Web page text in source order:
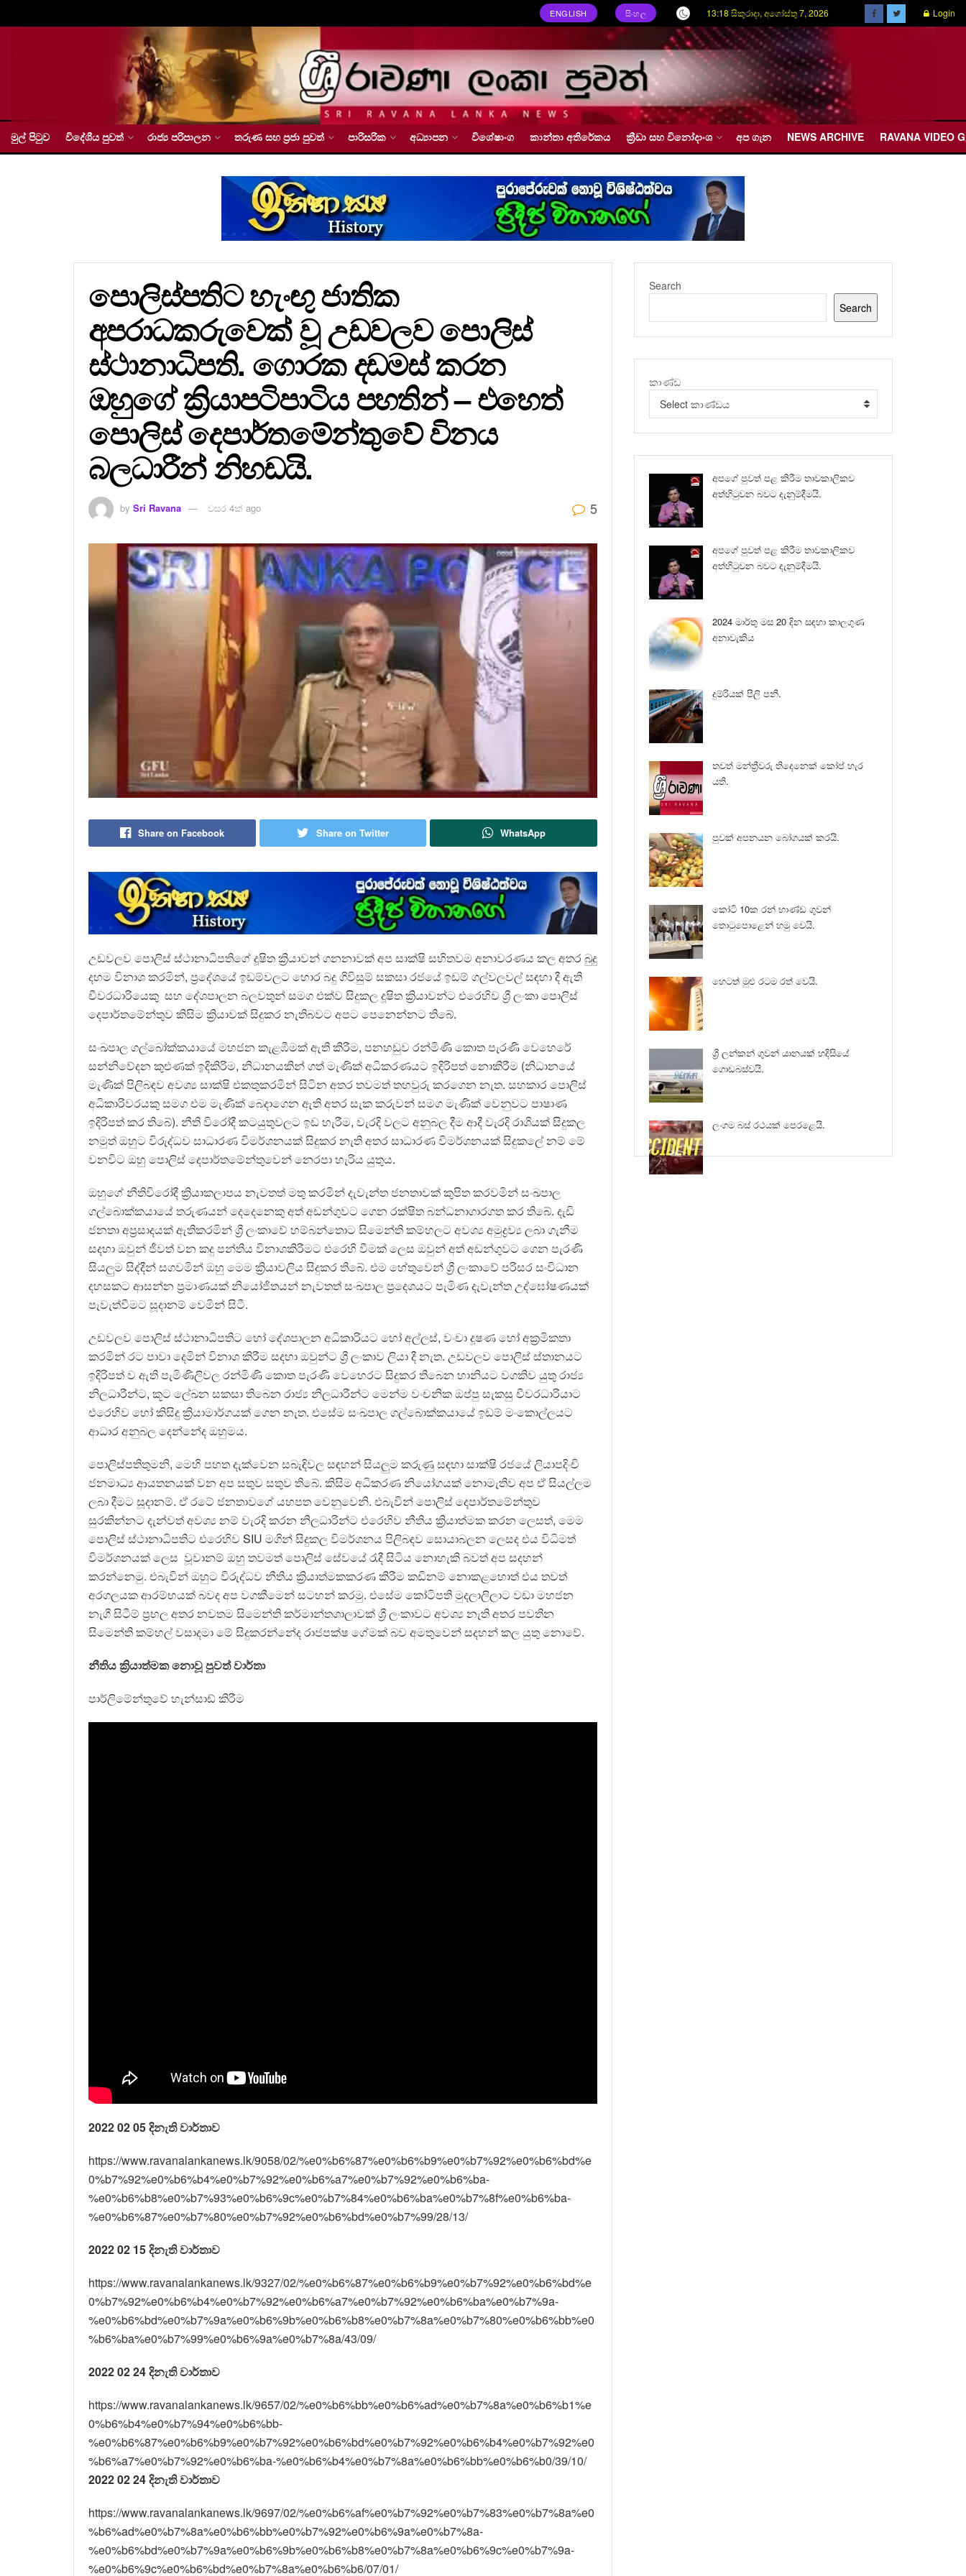
ENGLISH සිංහල 13:18 සිකුරාදා, අගෝස්තු 7, 2026 Login
මුල් පිටුව විදේශීය පුවත් රාජ්‍ය පරිපාලන තරුණ සහ ප්‍රජා පුවත් පාරිසරික අධ්‍යාපන විශේෂාංග කාන්තා අතිරේකය ක්‍රීඩා සහ විනෝදාංශ අප ගැන NEWS ARCHIVE RAVANA VIDEO
පොලිස්පතිට හැංඟු ජාතික
අපරාධකරුවෙක් වූ උඩවලව පොලිස්
ස්ථානාධිපති. ගොරක දඩමස් කරන
ඔහුගේ ක්‍රියාපටිපාටිය පහතින් – එහෙත්
පොලිස් දෙපාර්තමේන්තුවේ විනය
බලධාරීන් නිහඩයි.
by Sri Ravana වසර 4ක් ago 5
Share on Facebook Share on Twitter WhatsApp
උඩවලව පොලිස් ස්ථානාධිපතිගේ දූෂිත ක්‍රියාවන් ගනනාවක් අප සාක්ෂි සහිතවම අනාවරණය කල අතර බුදු
දහම විනාශ කරමින්, ප්‍රදේශයේ ඉඩම්වලට හොර බදු ගිවිසුම් සකසා රජයේ ඉඩම් ගල්වලවල් සඳහා දී ඇති
චීවරධාරියෙකු සහ දේශපාලන බලවතුන් සමග එක්ව සිදුකල දූෂිත ක්‍රියාවන්ට එරෙහිව ශ්‍රී ලංකා පොලිස්
දෙපාර්තමේන්තුව කිසිම ක්‍රියාවක් සිදුකර නැතිබවට අපට පෙනෙන්නට තිබේ.
සංඛපාල ගල්බෝක්කයායේ මහජන කැළඹීමක් ඇති කිරීම, පනහඩුව රන්මිණි කොත පැරණි වෙහෙරේ
සන්නිවේදන කුළුණක් ඉදිකිරිම, නිධානයකින් ගත් මැණික් අධිකරණයට ඉදිරිපත් නොකිරීම (නිධානයේ
මැණික් පිලිබඳව අවශ්‍ය සාක්ෂි එකතුකරමින් සිටින අතර තවමත් තහවුරු කරගෙන නැත. සහකාර පොලිස්
අධිකාරිවරයකු සමග එම මැණික් බෙදාගෙන ඇති අතර සැක කරුවන් සමග මැණික් වෙනුවට පාෂාණ
ඉදිරිපත් කර තිබේ). නීති විරෝදී කටයුතුවලට ඉඩ හැරීම, වැරදි වලට අනුබල දීම ආදී වැරදි රාශියක් සිදුකල
නමුත් ඔහුට විරුද්ධව සාධාරණ විමර්ශනයක් සිදුකර නැති අතර සාධාරණ විමර්ශනයක් සිදුකලේ නම් මේ
වනවිට ඔහු පොලිස් දෙපාර්තමේන්තුවෙන් නෙරපා හැරිය යුතුය.
ඔහුගේ නීතිවිරෝදී ක්‍රියාකලාපය නැවතත් මතු කරමින් දැවැන්ත ජනතාවක් කුපිත කරවමින් සංඛපාල
ගල්බොක්කයායේ තරුණයන් දෙදෙනෙකු අත් අඩන්ගුවට ගෙන රක්ෂිත බන්ධනාගාරගත කර තිබේ. දැඩි
ජනතා අප්‍රසාදයක් ඇතිකරමින් ශ්‍රී ලංකාවේ හම්බන්තොට සිමෙන්ති කම්හලට අවශ්‍ය අමුද්‍රව්‍ය ලබා ගැනීම
සදහා ඔවුන් ජීවත් වන කදු පන්තිය විනාශකිරීමට එරෙහි වීමක් ලෙස ඔවුන් අත් අඩන්ගුවට ගෙන පැරණි
සියලුම සිද්දීන් සගවමින් ඔහු මෙම ක්‍රියාවලිය සිදුකර තිබේ. එම හේතුවෙන් ශ්‍රී ලංකාවේ පරිසර සංවිධාන
දහසකට ආසන්න ප්‍රමාණයක් නියෝජිතයන් නැවතත් සංඛපාල ප්‍රදෙශයට පැමිණ දැවැන්ත උද්ඝෝෂණයක්
පැවැත්වීමට සූදානම් වෙමින් සිටී.
උඩවලව පොලිස් ස්ථානාධිපතිට හෝ දේශපාලන අධිකාරියට හෝ අල්ලස්, වංචා දූෂණ හෝ අක්‍රමිකතා
කරමින් රට පාවා දෙමින් විනාශ කිරීම සදහා ඔවුන්ට ශ්‍රී ලංකාව ලියා දී නැත. උඩවලව පොලිස් ස්තානයට
ඉදිරිපත් ව ඇති පැමිණිලිවල රන්මිණි කොත පැරණි වෙහෙරට සිදුකර තිබෙන හානියට වගකිව යුතු රාජ්‍ය
නිලධාරීන්ට, කූට ලේඛන සකසා තිබෙන රාජ්‍ය නිලධාරීන්ට මෙන්ම වංචනික ඔප්පු සැකසු චීවරධාරියාට
එරෙහිව හෝ කිසිදු ක්‍රියාමාර්ගයක් ගෙන නැත. එසේම සංඛපාල ගල්බොක්කයායේ ඉඩම් මංකොල්ලයට
ආධාර අනුබල දෙන්නේද ඔහුමය.
පොලිස්පතිතුමනි, මෙහි පහත දැක්වෙන සබැඳිවල සඳහන් සියලුම කරුණු සඳහා සාක්ෂි රජයේ ලියාපදිංචි
ජනමාධ්‍ය ආයතනයක් වන අප සතුව සතුව තිබේ. කිසිම අධිකරණ නියෝගයක් නොමැතිව අප ඒ සියල්ලම
ලබා දීමට සූදානම්. ඒ රටේ ජනතාවගේ යහපත වෙනුවෙනි. එබැවින් පොලිස් දෙපාර්තමේන්තුව
සුරකින්නට දැන්වත් අවශ්‍ය නම් වැරදි කරන නිලධාරින්ට එරෙහිව නීතිය ක්‍රියාත්මක කරන ලෙසත්, මෙම
පොලිස් ස්ථානාධිපතිට එරෙහිව SIU මගින් සිදුකල විමර්ශනය පිලිබඳව සොයාබලන ලෙසද එය විධිමත්
විමර්ශනයක් ලෙස වූවානම් ඔහු තවමත් පොලිස් සේවයේ රැදී සිටිය නොහැකි බවත් අප සදහන්
කරන්නෙමු. එබැවින් ඔහුට විරුද්ධව නීතිය ක්‍රියාත්මකකරණ කිරීම කඩිනම් නොකළහොත් එය තවත්
අරගලයක ආරම්භයක් බවද අප වගකීමෙන් සටහන් කරමු. එසේම කෝටිපති මුදලාලිලාට වඩා මහජන
නැගී සිටීම් ප්‍රභල අතර නවතම සිමෙන්ති කර්මාන්තශාලාවක් ශ්‍රී ලංකාවට අවශ්‍ය නැති අතර පවතින
සිමෙන්ති කම්හල් වසාදමා මේ සිදුකරන්නේද රාජපක්ෂ ගේමක් බව අමතුවෙන් සදහන් කල යුතු නොවේ.
නීතිය ක්‍රියාත්මක නොවූ පුවත් වාර්තා
පාර්ලිමේන්තුවේ හැන්සාඩ් කිරීම
2022 02 05 දිනැති වාර්තාව
https://www.ravanalankanews.lk/9058/02/%e0%b6%87%e0%b6%b9%e0%b7%92%e0%b6%bd%e
0%b7%92%e0%b6%b4%e0%b7%92%e0%b6%a7%e0%b7%92%e0%b6%ba-
%e0%b6%b8%e0%b7%93%e0%b6%9c%e0%b7%84%e0%b6%ba%e0%b7%8f%e0%b6%ba-
%e0%b6%87%e0%b7%80%e0%b7%92%e0%b6%bd%e0%b7%99/28/13/
2022 02 15 දිනැති වාර්තාව
https://www.ravanalankanews.lk/9327/02/%e0%b6%87%e0%b6%b9%e0%b7%92%e0%b6%bd%e
0%b7%92%e0%b6%b4%e0%b7%92%e0%b6%a7%e0%b7%92%e0%b6%ba%e0%b7%9a-
%e0%b6%bd%e0%b7%9a%e0%b6%9b%e0%b6%b8%e0%b7%8a%e0%b7%80%e0%b6%bb%e0
%b6%ba%e0%b7%99%e0%b6%9a%e0%b7%8a/43/09/
2022 02 24 දිනැති වාර්තාව
https://www.ravanalankanews.lk/9657/02/%e0%b6%bb%e0%b6%ad%e0%b7%8a%e0%b6%b1%e
0%b6%b4%e0%b7%94%e0%b6%bb-
%e0%b6%87%e0%b6%b9%e0%b7%92%e0%b6%bd%e0%b7%92%e0%b6%b4%e0%b7%92%e0
%b6%a7%e0%b7%92%e0%b6%ba-%e0%b6%b4%e0%b7%8a%e0%b6%bb%e0%b6%b0/39/10/
2022 02 24 දිනැති වාර්තාව
https://www.ravanalankanews.lk/9697/02/%e0%b6%af%e0%b7%92%e0%b7%83%e0%b7%8a%e0
%b6%ad%e0%b7%8a%e0%b6%bb%e0%b7%92%e0%b6%9a%e0%b7%8a-
%e0%b6%bd%e0%b7%9a%e0%b6%9b%e0%b6%b8%e0%b7%8a%e0%b6%9c%e0%b7%9a-
%e0%b6%9c%e0%b6%bd%e0%b7%8a%e0%b6%b6/07/01/
Search
Search
කාණ්ඩ
Select කාණ්ඩය
අපගේ පුවත් පළ කිරීම තාවකාලිකව
අත්හිටුවන බවට දැනුම්දීමයි.
අපගේ පුවත් පළ කිරීම තාවකාලිකව
අත්හිටුවන බවට දැනුම්දීමයි.
2024 මාර්තු මස 20 දින සඳහා කාලගුණ
අනාවැකිය
දුම්රියක් පීලි පනී.
තවත් මන්ත්‍රීවරු තිදෙනෙක් කෝප් හැර
යති.
පුවක් අපනයන බෝගයක් කරයි.
කෝටි 10ක රන් භාණ්ඩ ගුවන්
තොටුපොළෙන් හමු වෙයි.
හෙටත් මුළු රටම රත් වෙයි.
ශ්‍රී ලන්කන් ගුවන් යානයක් හදිසියේ
ගොඩබස්වයි.
ලංගම බස් රථයක් පෙරළෙයි.